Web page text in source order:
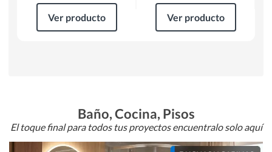
Ver producto Ver producto
Baño, Cocina, Pisos
El toque final para todos tus proyectos encuentralo solo aquí